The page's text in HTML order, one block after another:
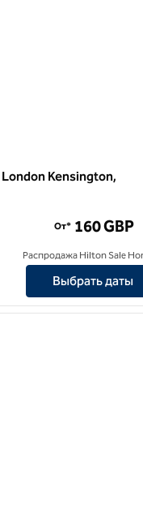
Kensington,
100 Queen's Gate
От* 160 GBP
Распродажа Hilton Sale
Выбрать даты
1